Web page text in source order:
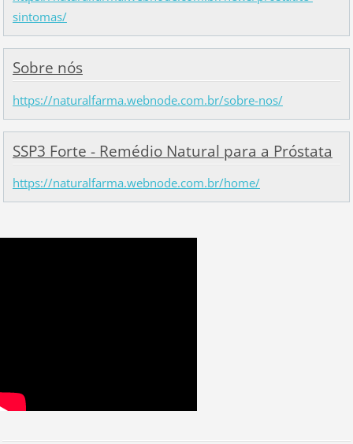
sintomas/
Sobre nós
https://naturalfarma.webnode.com.br/sobre-nos/
SSP3 Forte - Remédio Natural para a Próstata
https://naturalfarma.webnode.com.br/home/